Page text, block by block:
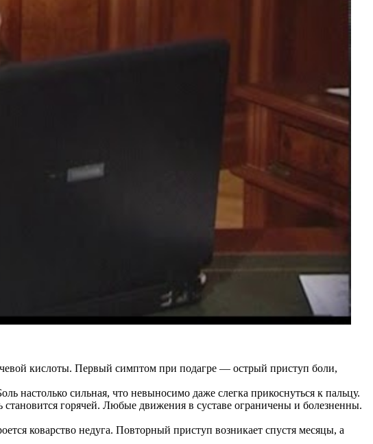
кислоты. Первый симптом при подагре — острый приступ боли,
настолько сильная, что невыносимо даже слегка прикоснуться к пальцу.
становится горячей. Любые движения в суставе ограничены и болезненны.
коварство недуга. Повторный приступ возникает спустя месяцы, а